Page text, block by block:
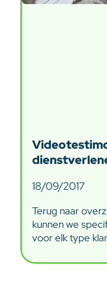
18/09/2017
Terug naar
kunnen we
voor elk type